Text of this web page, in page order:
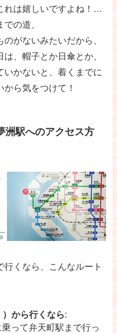
れは嬉しいですよね！…
の道、
がないみたいだから、
、帽子とか日傘とか、
いかないと、着くまでに
ら気をつけて！
洲駅へのアクセス方
くなら、こんなルート
から行くなら:
って弁天町駅まで行っ